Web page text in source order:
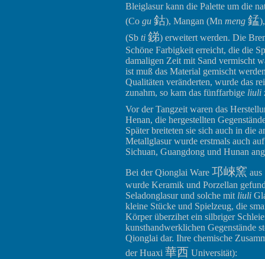
Bleiglasur kann die Palette um die
(Co gu 鈷), Mangan (Mn meng 錳
(Sb ti 銻) erweitert werden. Die
Schöne Farbigkeit erreicht, die die
damaligen Zeit mit Sand vermischt
ist muß das Material gemischt
Qualitäten veränderten, wurde das
zunahm, so kam das fünffarbige liuli
Vor der Tangzeit waren das
Henan, die hergestellten
Später breiteten sie sich auch in die
Metallglasur wurde erstmals auch
Sichuan, Guangdong und Hunan
Bei der Qionglai Ware 邛崍窯 aus
wurde Keramik und Porzellan
Seladonglasur und solche mit liuli
kleine Stücke und Spielzeug, die
Körper überzihet ein silbriger
kunsthandwerklichen Gegenstände
Qionglai dar. Ihre chemische
der Huaxi 華西 Universität):